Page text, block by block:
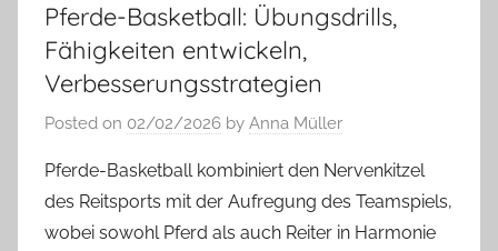
Pferde-Basketball: Übungsdrills,
Fähigkeiten entwickeln,
Verbesserungsstrategien
Posted on 02/02/2026 by Anna Müller
Pferde-Basketball kombiniert den Nervenkitzel
des Reitsports mit der Aufregung des Teamspiels,
wobei sowohl Pferd als auch Reiter in Harmonie